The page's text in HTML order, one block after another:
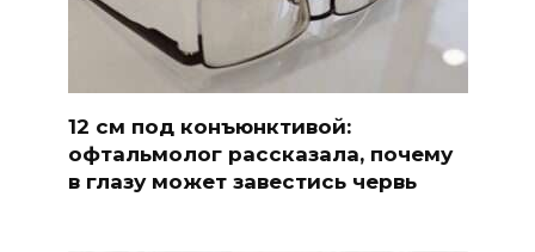
12 см под конъюнктивой:
офтальмолог рассказала, почему
в глазу может завестись червь